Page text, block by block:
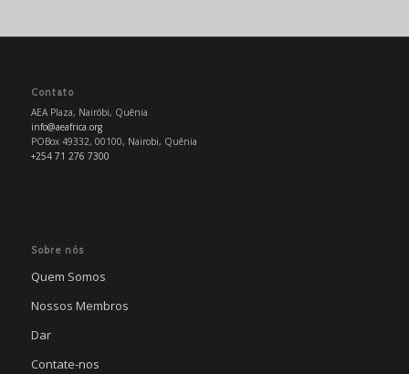
Contato
AEA Plaza, Nairóbi, Quênia
info@aeafrica.org
POBox 49332, 00100, Nairobi, Quênia
+254 71 276 7300
Sobre nós
Quem Somos
Nossos Membros
Dar
Contate-nos